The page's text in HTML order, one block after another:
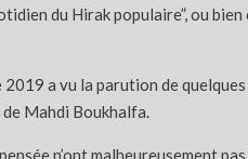
du Hirak populaire”, ou
2019 a vu la parution de
Mahdi Boukhalfa.
n’ont malheureusement